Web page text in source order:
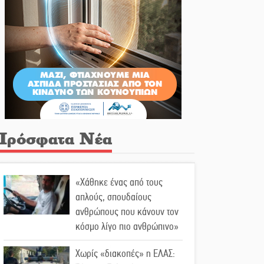
Νέα
«Χάθηκε ένας από τους
απλούς, σπουδαίους
ανθρώπους που κάνουν τον
κόσμο λίγο πιο ανθρώπινο»
Χωρίς «διακοπές» η ΕΛΑΣ: